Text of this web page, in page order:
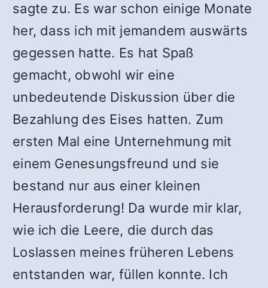
sagte zu. Es war schon einige Monate
her, dass ich mit jemandem auswärts
gegessen hatte. Es hat Spaß
gemacht, obwohl wir eine
unbedeutende Diskussion über die
Bezahlung des Eises hatten. Zum
ersten Mal eine Unternehmung mit
einem Genesungsfreund und sie
bestand nur aus einer kleinen
Herausforderung! Da wurde mir klar,
wie ich die Leere, die durch das
Loslassen meines früheren Lebens
entstanden war, füllen konnte. Ich